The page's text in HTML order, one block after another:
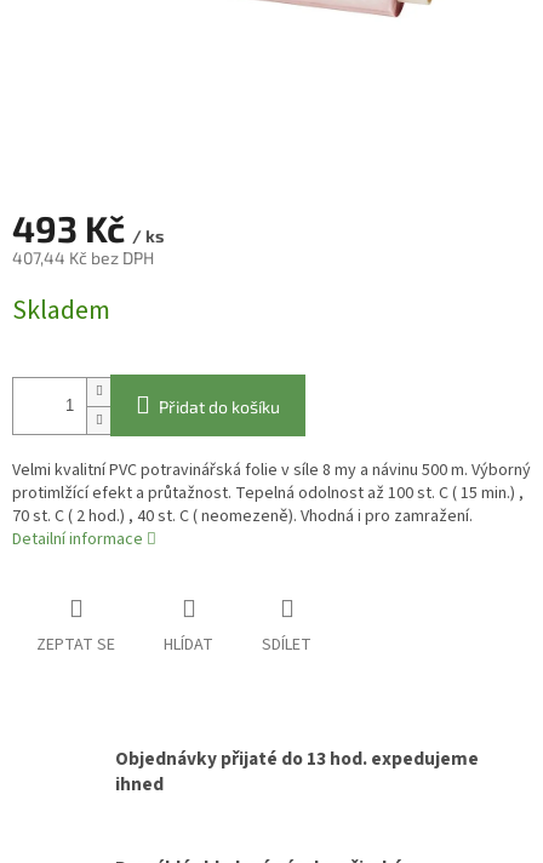
493 Kč / ks
407,44 Kč bez DPH
cena:
Skladem
Přidat do košíku
Velmi kvalitní PVC potravinářská folie v síle 8 my a návinu 500 m. Výborný
protimlžící efekt a průtažnost. Tepelná odolnost až 100 st. C ( 15 min.) ,
70 st. C ( 2 hod.) , 40 st. C ( neomezeně). Vhodná i pro zamražení.
Detailní informace
ZEPTAT SE HLÍDAT SDÍLET
Objednávky přijaté do 13 hod. expedujeme
ihned